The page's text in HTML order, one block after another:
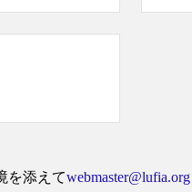
を添えてwebmaster@lufia.org